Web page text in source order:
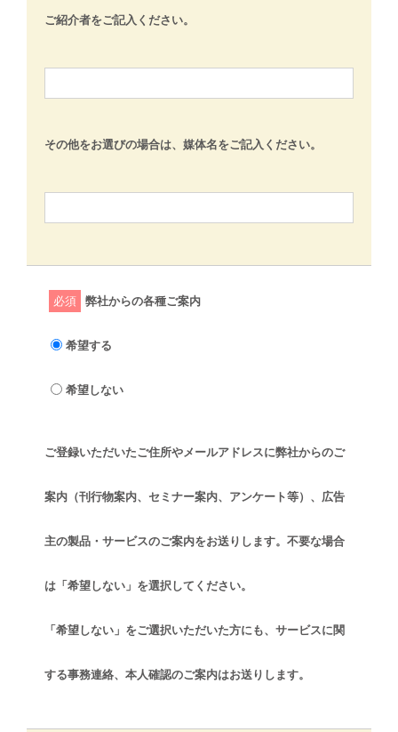
ご紹介者をご記入ください。
その他をお選びの場合は、媒体名をご記入ください。
必須 弊社からの各種ご案内
希望する
希望しない
ご登録いただいたご住所やメールアドレスに弊社からのご
案内（刊行物案内、セミナー案内、アンケート等）、広告
主の製品・サービスのご案内をお送りします。不要な場合
は「希望しない」を選択してください。
「希望しない」をご選択いただいた方にも、サービスに関
する事務連絡、本人確認のご案内はお送りします。